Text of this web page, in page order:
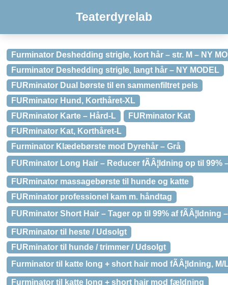
Teaterdyrelab
Furminator Deshedding strigle, kort hår – str. M – NY
Furminator Deshedding strigle, langt hår – NY MODEL
FURminator Dual børste til en sammenfiltret pels
FURminator Hund, Korthåret-XL
FURminator Karte – Hård-L
FURminator Kat
FURminator Kat, Korthåret-L
Furminator Klædebørste mod Dyrehår – Grå
FURminator Long Hair – Reducer fÃÂ¦ldning op til 99%
FURminator massagebørste til hunde og katte
FURminator professionel kam m. håndtag
FURminator Short Hair – Tager op til 99% af fÃÂ¦ldning –
FURminator til heste / Udsolgt
FURminator til hunde / trimmer / Udsolgt
Furminator til katte long + short hair mod fÃÂ¦ldning, M/
Furminator til katte long + short hair mod fældning